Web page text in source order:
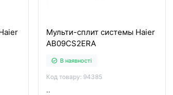
Мульти-сплит системы Haier
AB09CS2ERA
В наявності
Код товару: 94385
..